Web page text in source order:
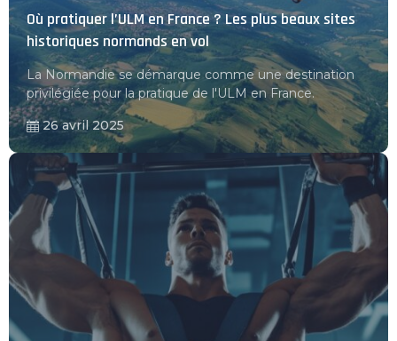
Où pratiquer l’ULM en France ? Les plus beaux sites
historiques normands en vol
La Normandie se démarque comme une destination
privilégiée pour la pratique de l'ULM en France.
26 avril 2025